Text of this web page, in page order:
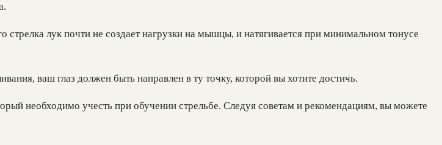
лук почти не создает нагрузки на мышцы, и натягивается при минимальном тонусе
ваш глаз должен быть направлен в ту точку, которой вы хотите достичь.
необходимо учесть при обучении стрельбе. Следуя советам и рекомендациям, вы можете